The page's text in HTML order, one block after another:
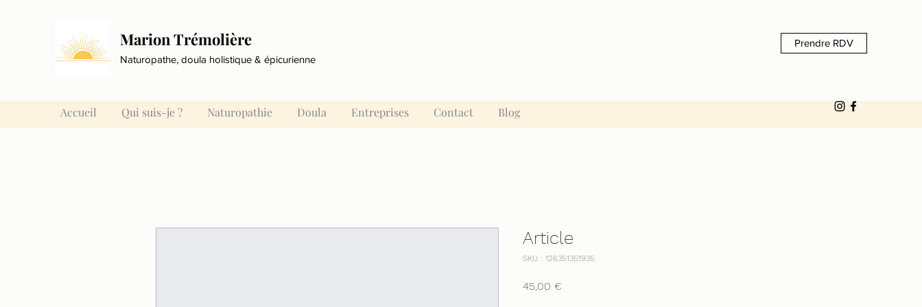
Marion Trémolière
Naturopathe, doula holistique & épicurienne
Prendre RDV
Accueil Qui suis-je ? Naturopathie Doula Entreprises Contact Blog
Article
SKU : 126351351935
45,00 €